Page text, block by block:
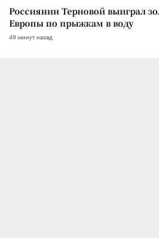
Россиянин Терновой выиграл
Европы по прыжкам в воду
49 минут назад